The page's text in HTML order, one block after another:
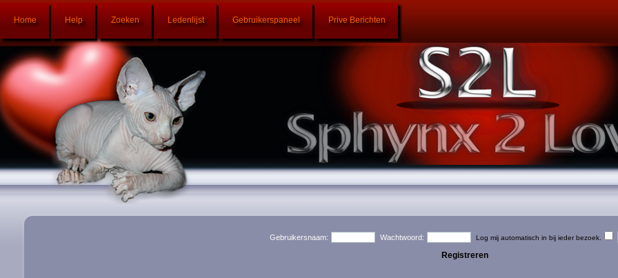
Home Help Zoeken Ledenlijst Gebruikerspaneel Prive Berichten
Gebruikersnaam: Wachtwoord: Log mij automatisch in bij ieder bezoek.
Registreren